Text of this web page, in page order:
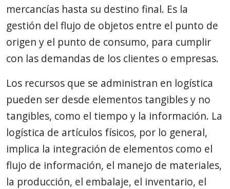
mercancías hasta su destino final. Es la
gestión del flujo de objetos entre el punto de
origen y el punto de consumo, para cumplir
con las demandas de los clientes o empresas.
Los recursos que se administran en logística
pueden ser desde elementos tangibles y no
tangibles, como el tiempo y la información. La
logística de artículos físicos, por lo general,
implica la integración de elementos como el
flujo de información, el manejo de materiales,
la producción, el embalaje, el inventario, el